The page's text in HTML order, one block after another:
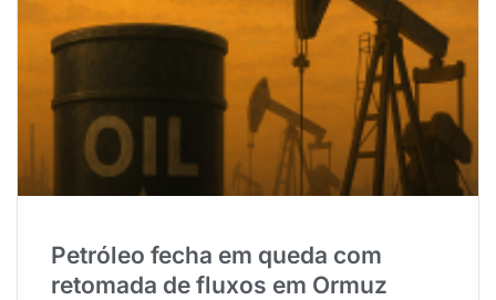
Petróleo fecha em queda com
retomada de fluxos em Ormuz